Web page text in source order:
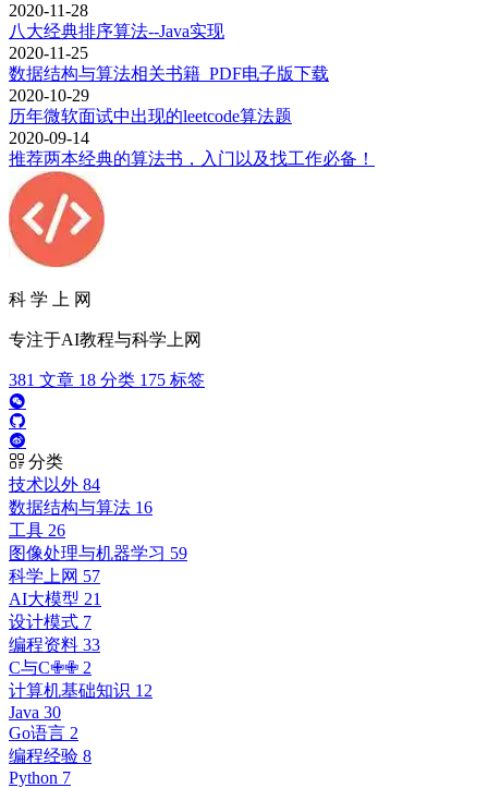
2020-11-28
八大经典排序算法--Java实现
2020-11-25
数据结构与算法相关书籍_PDF电子版下载
2020-10-29
历年微软面试中出现的leetcode算法题
2020-09-14
推荐两本经典的算法书，入门以及找工作必备！
科 学 上 网
专注于AI教程与科学上网
381 文章 18 分类 175 标签
分类
技术以外 84
数据结构与算法 16
工具 26
图像处理与机器学习 59
科学上网 57
AI大模型 21
设计模式 7
编程资料 33
C与C✙✙ 2
计算机基础知识 12
Java 30
Go语言 2
编程经验 8
Python 7